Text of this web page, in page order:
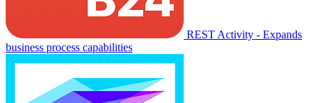
REST Activity - Expands
business process capabilities